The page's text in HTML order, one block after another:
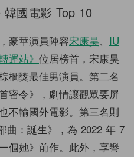
國電影 Top 10
豪華演員陣容宋康昊、 IU
運站》 位居榜首，宋康昊
櫚獎最佳男演員。第二名
密令》，劇情讓觀眾要屏
不輸國外電影。第三名則
曲：誕生》，為 2022 年 7
個她》前作。此外，享譽